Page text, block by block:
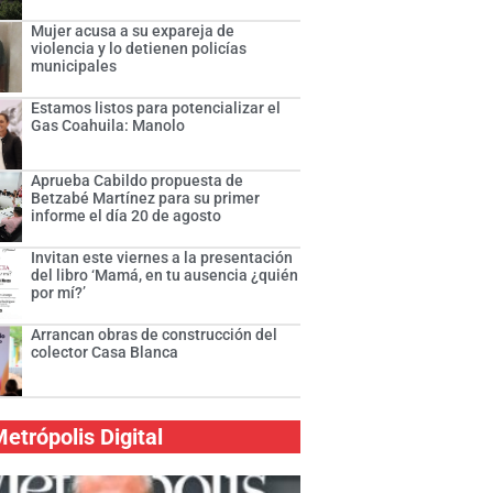
Mujer acusa a su expareja de
violencia y lo detienen policías
municipales
Estamos listos para potencializar el
Gas Coahuila: Manolo
Aprueba Cabildo propuesta de
Betzabé Martínez para su primer
informe el día 20 de agosto
Invitan este viernes a la presentación
del libro ‘Mamá, en tu ausencia ¿quién
por mí?’
Arrancan obras de construcción del
colector Casa Blanca
Digital